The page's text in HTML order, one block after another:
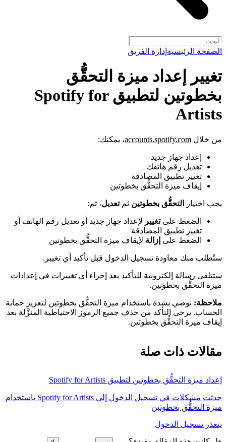
الصفحة الرئيسية إدارة الفريق
تغيير إعداد ميزة التحقُّق
بخطوتين لتطبيق Spotify for
Artists
من خلال accounts.spotify.com، يمكنك:
إعداد جهاز جديد
تعديل رقم هاتفك
تغيير تطبيق المصادقة
إيقاف ميزة التحقُّق بخطوتين
يجب اختيار التحقُّق بخطوتين ثمتعديل، ثم:
الضغط علىتغيير لإعداد جهاز جديد أو تعديل رقم الهاتف أو
تغيير تطبيق المصادقة
الضغط على إزالة لإيقاف ميزة التحقُّق بخطوتين
ستُطلب منك معاودة تسجيل الدخول قبل تأكيد أي تغيير.
ستتلقى رسالة إلكترونية للتأكيد بعد إجراء أي تغييرات في إعدادات
ميزة التحقُّق بخطوتين.
ملاحظة: نوصي بشدة باستخدام ميزة التحقُّق بخطوتين لتعزيز حماية
الحساب. يرجى التأكد من حذف جميع الرموز الاحتياطية المنزَّلة بعد
إيقاف ميزة التحقُّق بخطوتين.
مقالات ذات صلة
إعداد ميزة التحقُّق بخطوتين لتطبيق Spotify for Artists
حدثت مشكلات في تسجيل الدخول إلى Spotify for Artists باستخدام
ميزة التحقُّق بخطوتين
يتعذر تسجيل الدخول